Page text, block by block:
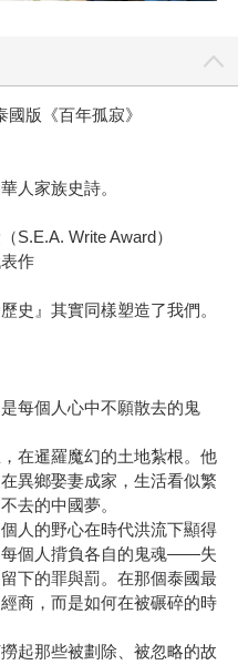
版《百年孤寂》
人家族史詩。
S.E.A. Write Award）
作
史』其實同樣塑造了我們。
每個人心中不願散去的鬼
在暹羅魔幻的土地紮根。他
異鄉娶妻成家，生活看似繁
不去的中國夢。
人的野心在時代洪流下顯得
每個人揹負各自的鬼魂——失
下的罪與罰。在那個泰國最
商，而是如何在被碾碎的時
起那些被劃除、被忽略的故